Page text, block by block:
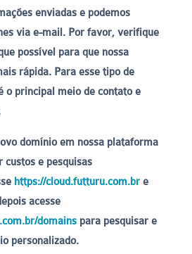
enviadas e podemos
via e-mail. Por favor, verifique
possível para que nossa
rápida. Para esse tipo de
o principal meio de contato e
domínio em nossa plataforma
custos e pesquisas
https://cloud.futturu.com.bre
acesse
domainspara pesquisar e
personalizado.